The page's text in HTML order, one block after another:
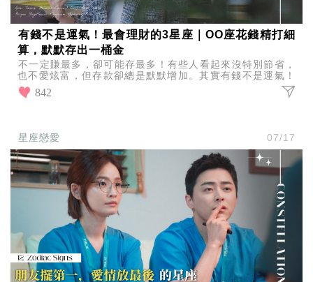
有錢不是運氣！最會理財的3星座｜OO座花錢精打細
算，默默存出一桶金
不一定賺最多，卻可能存最多！有些人看起來沒特別節省，
也不愛炫富，但存款卻總是默默增加。其實有錢不是運氣！
而是靠長期累積，一起來看看最會理財的3星座誰上榜！
842
星座戀愛 07/17